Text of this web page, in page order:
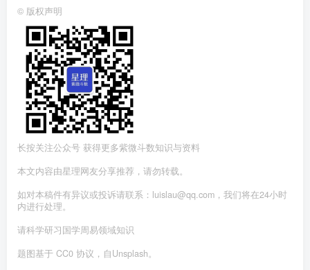
© 版权声明
长按关注公众号 获得更多紫微斗数知识与资料
本文内容由星理网友分享推荐，请勿转载。
如对本稿件有异议或投诉请联系：luislau@qq.com，我们将在24小时
内进行处理。
请科学研习国学周易领域知识
题图基于 CC0 协议，自Unsplash。